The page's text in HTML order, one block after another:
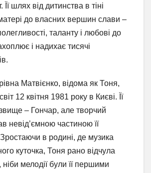
Її шлях від дитинства в тіні
до власних вершин слави –
таланту і любові до
і надихає тисячі
Матвієнко, відома як Тоня,
12 квітня 1981 року в Києві. Її
– Гончар, але творчий
невід’ємною частиною її
Зростаючи в родині, де музика
куточка, Тоня рано відчула
мелодії були її першими